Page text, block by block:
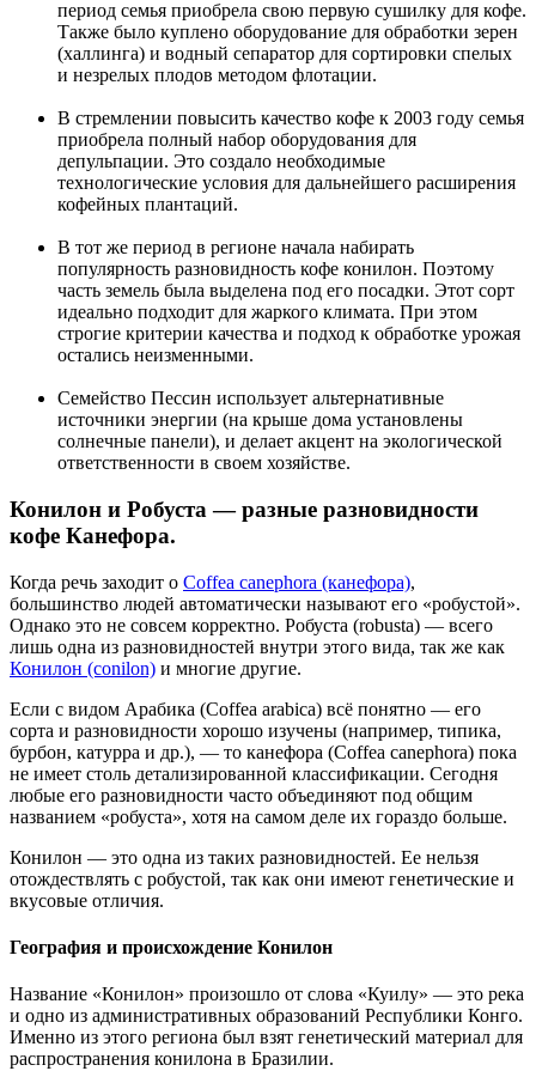
период семья приобрела свою первую сушилку для кофе.
Также было куплено оборудование для обработки зерен
(халлинга) и водный сепаратор для сортировки спелых
и незрелых плодов методом флотации.
В стремлении повысить качество кофе к 2003 году семья
приобрела полный набор оборудования для
депульпации. Это создало необходимые
технологические условия для дальнейшего расширения
кофейных плантаций.
В тот же период в регионе начала набирать
популярность разновидность кофе конилон. Поэтому
часть земель была выделена под его посадки. Этот сорт
идеально подходит для жаркого климата. При этом
строгие критерии качества и подход к обработке урожая
остались неизменными.
Семейство Пессин использует альтернативные
источники энергии (на крыше дома установлены
солнечные панели), и делает акцент на экологической
ответственности в своем хозяйстве.
Конилон и Робуста — разные разновидности
кофе Канефора.
Когда речь заходит о Coffea canephora (канефора),
большинство людей автоматически называют его «робустой».
Однако это не совсем корректно. Робуста (robusta) — всего
лишь одна из разновидностей внутри этого вида, так же как
Конилон (conilon) и многие другие.
Если с видом Арабика (Coffea arabica) всё понятно — его
сорта и разновидности хорошо изучены (например, типика,
бурбон, катурра и др.), — то канефора (Coffea canephora) пока
не имеет столь детализированной классификации. Сегодня
любые его разновидности часто объединяют под общим
названием «робуста», хотя на самом деле их гораздо больше.
Конилон — это одна из таких разновидностей. Ее нельзя
отождествлять с робустой, так как они имеют генетические и
вкусовые отличия.
География и происхождение Конилон
Название «Конилон» произошло от слова «Куилу» — это река
и одно из административных образований Республики Конго.
Именно из этого региона был взят генетический материал для
распространения конилона в Бразилии.